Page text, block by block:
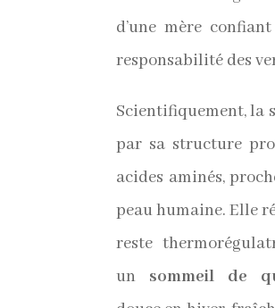
d’une mère
responsabilité des
Scientifiquement, la
par sa structure
acides aminés,
peau humaine. Elle
reste
un sommeil de